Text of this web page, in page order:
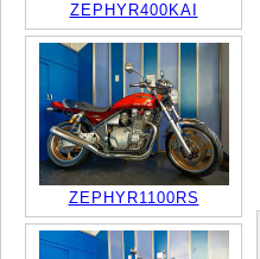
ZEPHYR400KAI
ZEPHYR1100RS